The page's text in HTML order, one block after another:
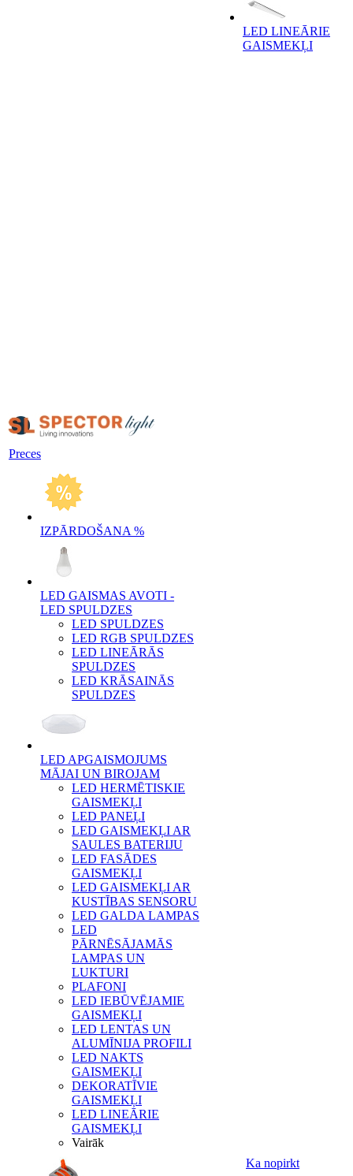
LED LINEĀRIE
GAISMEKĻI
Preces
IZPĀRDOŠANA %
LED GAISMAS AVOTI -
LED SPULDZES
LED SPULDZES
LED RGB SPULDZES
LED LINEĀRĀS
SPULDZES
LED KRĀSAINĀS
SPULDZES
LED APGAISMOJUMS
MĀJAI UN BIROJAM
LED HERMĒTISKIE
GAISMEKĻI
LED PANEĻI
LED GAISMEKĻI AR
SAULES BATERIJU
LED FASĀDES
GAISMEKĻI
LED GAISMEKĻI AR
KUSTĪBAS SENSORU
LED GALDA LAMPAS
LED
PĀRNĒSĀJAMĀS
LAMPAS UN
LUKTURI
PLAFONI
LED IEBŪVĒJAMIE
GAISMEKĻI
LED LENTAS UN
ALUMĪNIJA PROFILI
LED NAKTS
GAISMEKĻI
DEKORATĪVIE
GAISMEKĻI
LED LINEĀRIE
GAISMEKĻI
Vairāk
Ka nopirkt